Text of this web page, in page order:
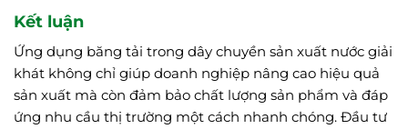
Kết luận
Ứng dụng băng tải trong dây chuyền sản xuất nước giải
khát không chỉ giúp doanh nghiệp nâng cao hiệu quả
sản xuất mà còn đảm bảo chất lượng sản phẩm và đáp
ứng nhu cầu thị trường một cách nhanh chóng. Đầu tư